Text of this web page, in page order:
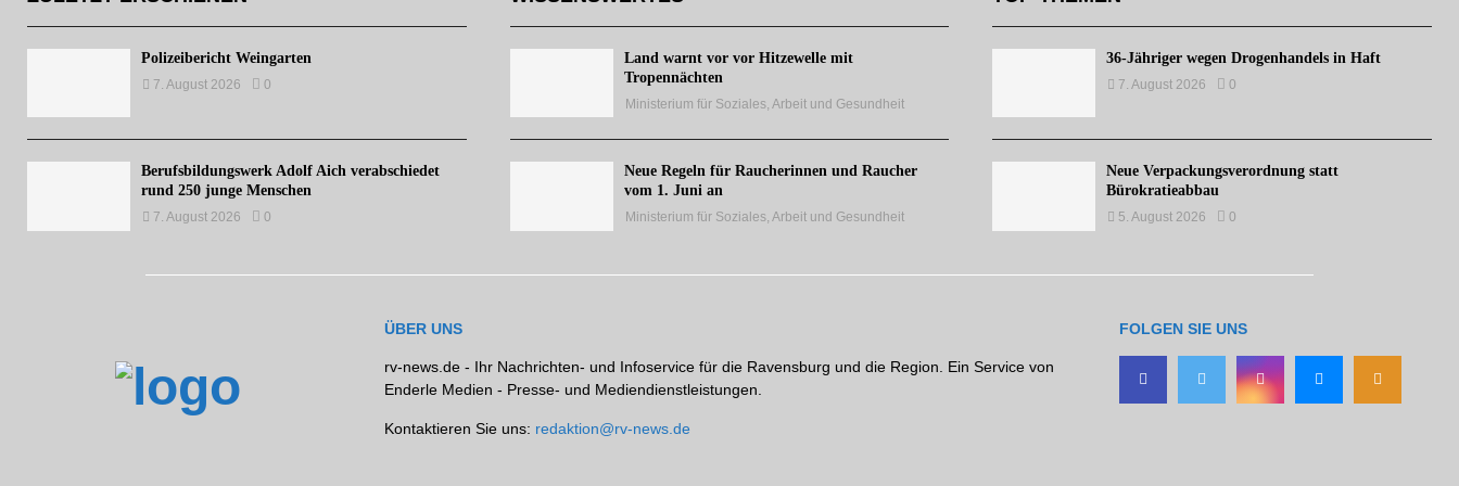
Polizeibericht Weingarten
7. August 2026 0
Berufsbildungswerk Adolf Aich verabschiedet
rund 250 junge Menschen
7. August 2026 0
Land warnt vor vor Hitzewelle mit
Tropennächten
Ministerium für Soziales, Arbeit und Gesundheit
Neue Regeln für Raucherinnen und Raucher
vom 1. Juni an
Ministerium für Soziales, Arbeit und Gesundheit
36-Jähriger wegen Drogenhandels in Haft
7. August 2026 0
Neue Verpackungsverordnung statt
Bürokratieabbau
5. August 2026 0
ÜBER UNS
rv-news.de - Ihr Nachrichten- und Infoservice für die Ravensburg und die Region. Ein Service von
Enderle Medien - Presse- und Mediendienstleistungen.
Kontaktieren Sie uns: redaktion@rv-news.de
FOLGEN SIE UNS